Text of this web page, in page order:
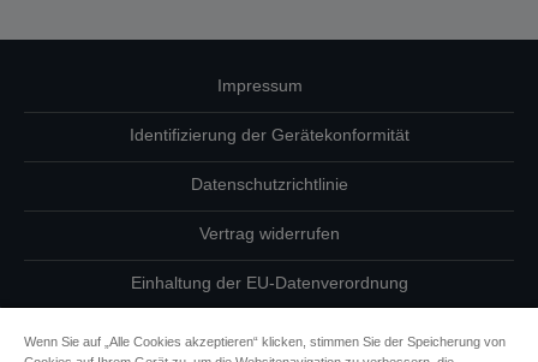
Impressum
Identifizierung der Gerätekonformität
Datenschutzrichtlinie
Vertrag widerrufen
Einhaltung der EU-Datenverordnung
Wenn Sie auf „Alle Cookies akzeptieren“ klicken, stimmen Sie der Speicherung von